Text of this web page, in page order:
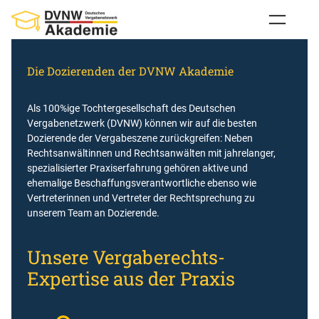
Inhalt
springen
Die Dozierenden der DVNW Akademie
Als 100%ige Tochtergesellschaft des Deutschen
Vergabenetzwerk (DVNW) können wir auf die besten
Dozierende der Vergabeszene zurückgreifen: Neben
Rechtsanwältinnen und Rechtsanwälten mit jahrelanger,
spezialisierter Praxiserfahrung gehören aktive und
ehemalige Beschaffungsverantwortliche ebenso wie
Vertreterinnen und Vertreter der Rechtsprechung zu
unserem Team an Dozierende.
Unsere Vergaberechts-
Expertise aus der Praxis